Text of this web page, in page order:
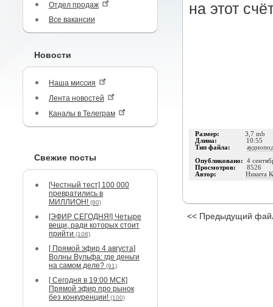
Отдел продаж
Все вакансии
Новости
Наша миссия
Лента новостей
Каналы в Телеграм
Свежие посты
[Честный тест] 100 000
превратились в
МИЛЛИОН! (90)
[ЭФИР СЕГОДНЯ!] Четыре
вещи, ради которых стоит
прийти (108)
[ Прямой эфир 4 августа]
Волны Вульфа: где деньги
на самом деле? (91)
[ Сегодня в 19:00 МСК]
Прямой эфир про рынок
без конкуренции! (100)
на этот
Размер: 3,7 mb
Длина: 10:55
Тип файла:
Опубликовано: 4
Просмотров: 8526
Автор: Никита
<< Предыдущий